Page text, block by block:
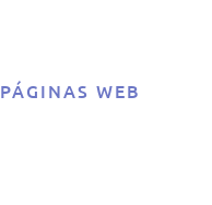
PÁGINAS WEB